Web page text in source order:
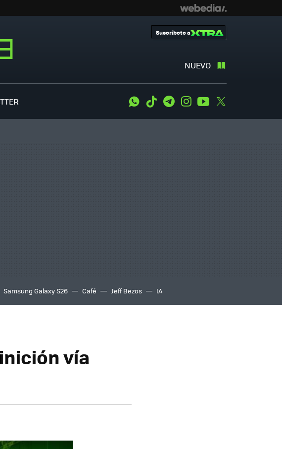
NUEVO
Suscríbete a
WhatsApp
Tiktok TelegramInstagramYoutube
Samsung Galaxy S26 Café Jeff Bezos IA
vía